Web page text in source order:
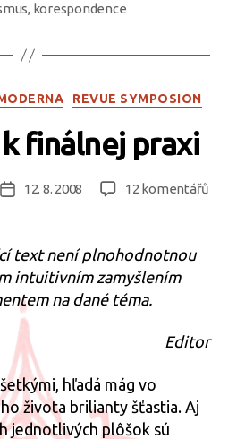
, korespondence
RubrikyREVUE SYMPOSION
finálnej praxi
Datum
12. 8. 2008 12 komentářů
text není plnohodnotnou
intuitivním zamyšlením
na dané téma.
Editor
hľadá mág vo
života brilianty šťastia. Aj
jednotlivých plôšok sú